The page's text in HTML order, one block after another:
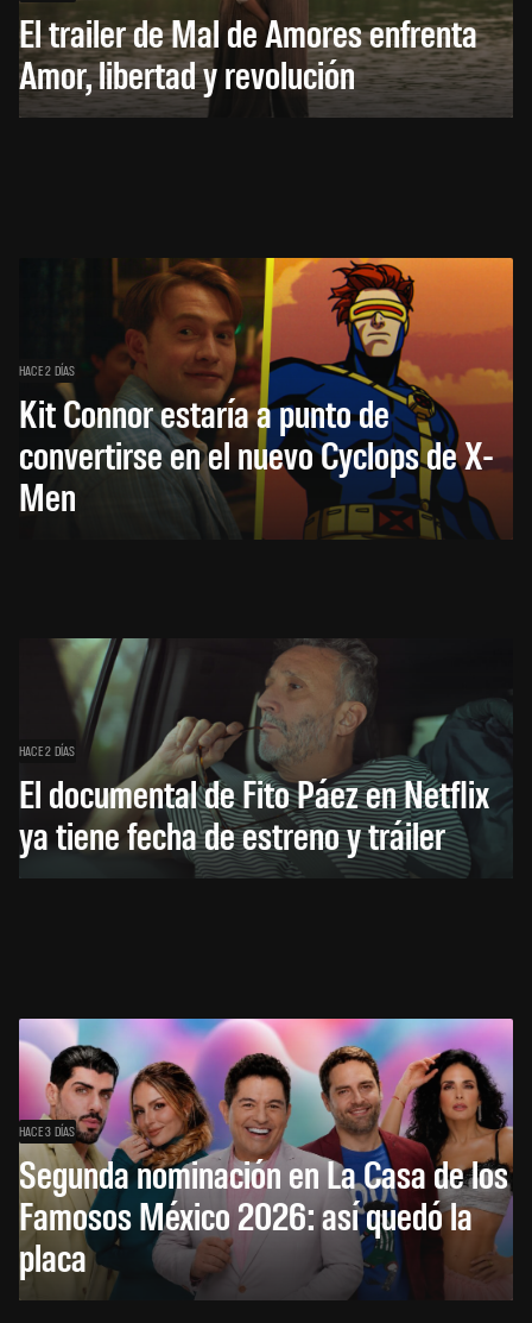
El trailer de Mal de Amores enfrenta
Amor, libertad y revolución
HACE 2 DÍAS
Kit Connor estaría a punto de
convertirse en el nuevo Cyclops de X-
Men
HACE 2 DÍAS
El documental de Fito Páez en Netflix
ya tiene fecha de estreno y tráiler
HACE 3 DÍAS
Segunda nominación en La Casa de los
Famosos México 2026: así quedó la
placa